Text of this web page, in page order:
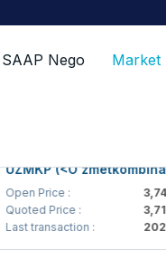
SAAP Nego Market
(<O'zmetkombinat>
Price :
Price :
transaction :
2026-